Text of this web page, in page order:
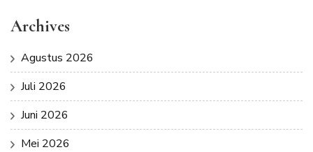
Archives
Agustus 2026
Juli 2026
Juni 2026
Mei 2026